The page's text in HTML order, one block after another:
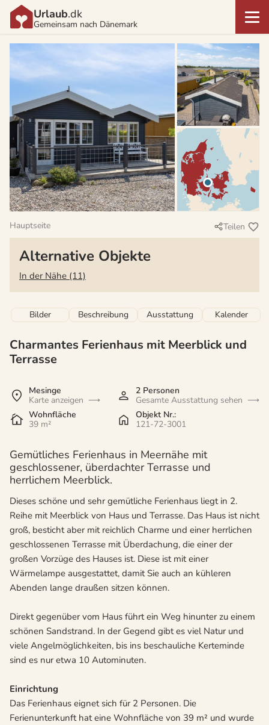
Urlaub.dk
Gemeinsam nach Dänemark
Hauptseite Teilen
Alternative Objekte
In der Nähe (11)
Bilder Beschreibung Ausstattung Kalender
Charmantes Ferienhaus mit Meerblick und
Terrasse
Mesinge
Karte anzeigen
2 Personen
Gesamte Ausstattung sehen
Wohnfläche
39 m²
Objekt Nr.:
121-72-3001
Gemütliches Ferienhaus in Meernähe mit
geschlossener, überdachter Terrasse und
herrlichem Meerblick.
Dieses schöne und sehr gemütliche Ferienhaus liegt in 2.
Reihe mit Meerblick von Haus und Terrasse. Das Haus ist nicht
groß, besticht aber mit reichlich Charme und einer herrlichen
geschlossenen Terrasse mit Überdachung, die einer der
großen Vorzüge des Hauses ist. Diese ist mit einer
Wärmelampe ausgestattet, damit Sie auch an kühleren
Abenden lange draußen sitzen können.
Direkt gegenüber vom Haus führt ein Weg hinunter zu einem
schönen Sandstrand. In der Gegend gibt es viel Natur und
viele Angelmöglichkeiten, bis ins beschauliche Kerteminde
sind es nur etwa 10 Autominuten.
Einrichtung
Das Ferienhaus eignet sich für 2 Personen. Die
Ferienunterkunft hat eine Wohnfläche von 39 m² und wurde